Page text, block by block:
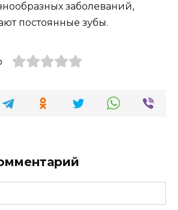
заболеваний,
постоянные зубы.